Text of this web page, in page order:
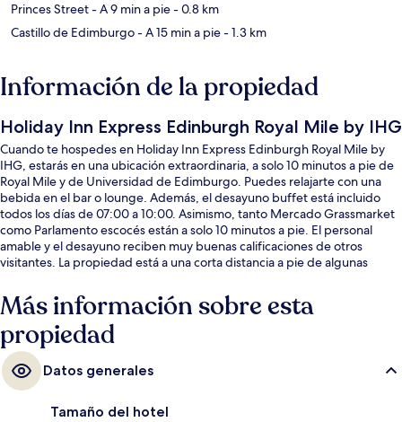
Princes Street- A 9 min a pie- 0.8 km
Castillo de Edimburgo- A 15 min a pie- 1.3 km
Información de la propiedad
Holiday Inn Express Edinburgh Royal Mile by IHG
Cuando te hospedes en Holiday Inn Express Edinburgh Royal Mile by
IHG, estarás en una ubicación extraordinaria, a solo 10 minutos a pie de
Royal Mile y de Universidad de Edimburgo. Puedes relajarte con una
bebida en el bar o lounge. Además, el desayuno buffet está incluido
todos los días de 07:00 a 10:00. Asimismo, tanto Mercado Grassmarket
como Parlamento escocés están a solo 10 minutos a pie. El personal
amable y el desayuno reciben muy buenas calificaciones de otros
visitantes. La propiedad está a una corta distancia a pie de algunas
minutos y Princes Street Tram Stop está a 14 minutos.
Más información sobre esta
propiedad
Datos generales
Tamaño del hotel